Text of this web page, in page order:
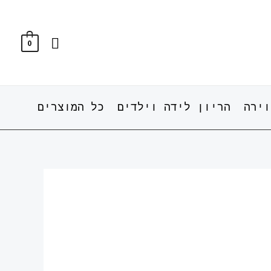
חיפוש
0
הריון לידה וילדים כל המוצרים